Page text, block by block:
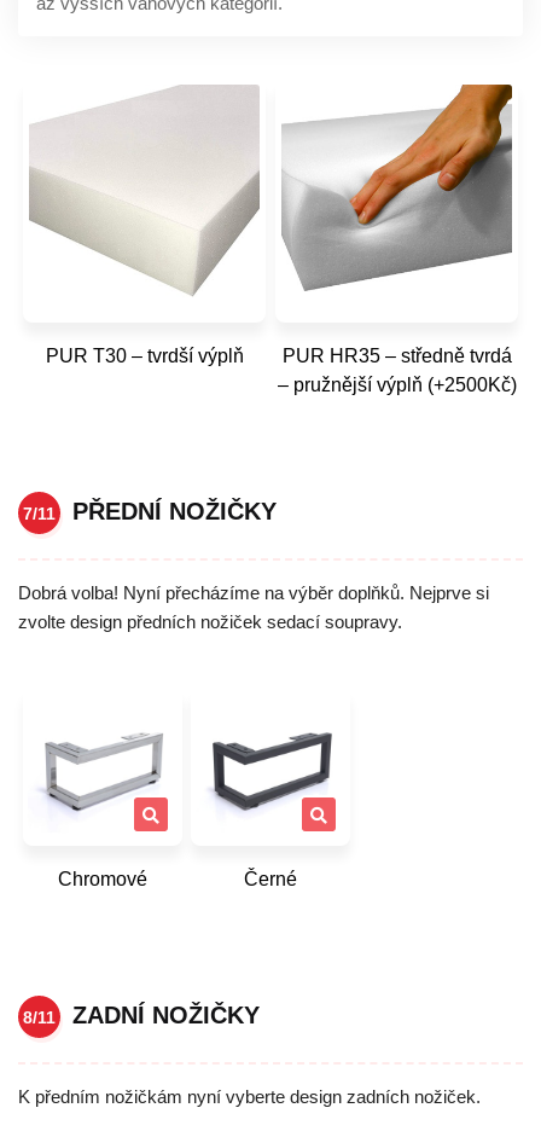
PUR T30 – tvrdší výplň
PUR HR35 – středně tvrdá
– pružnější výplň (+2500Kč)
7/11 PŘEDNÍ NOŽIČKY
Dobrá volba! Nyní přecházíme na výběr doplňků. Nejprve si
zvolte design předních nožiček sedací soupravy.
Chromové Černé
8/11 ZADNÍ NOŽIČKY
K předním nožičkám nyní vyberte design zadních nožiček.